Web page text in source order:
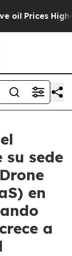
Higher,
sede
en
a